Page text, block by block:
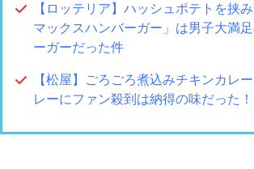
【ロッテリア】ハッシュポテトを挟
マックスハンバーガー」は男子大満
ーガーだった件
【松屋】ごろごろ煮込みチキンカレ
レーにファン殺到は納得の味だった！